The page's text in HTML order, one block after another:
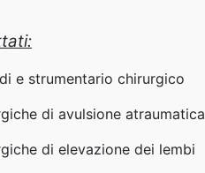
e strumentario chirurgico
di avulsione atraumatica
di elevazione dei lembi